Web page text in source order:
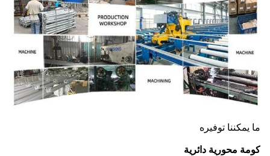
ما يمكننا توفيره
كومة محورية دائرية